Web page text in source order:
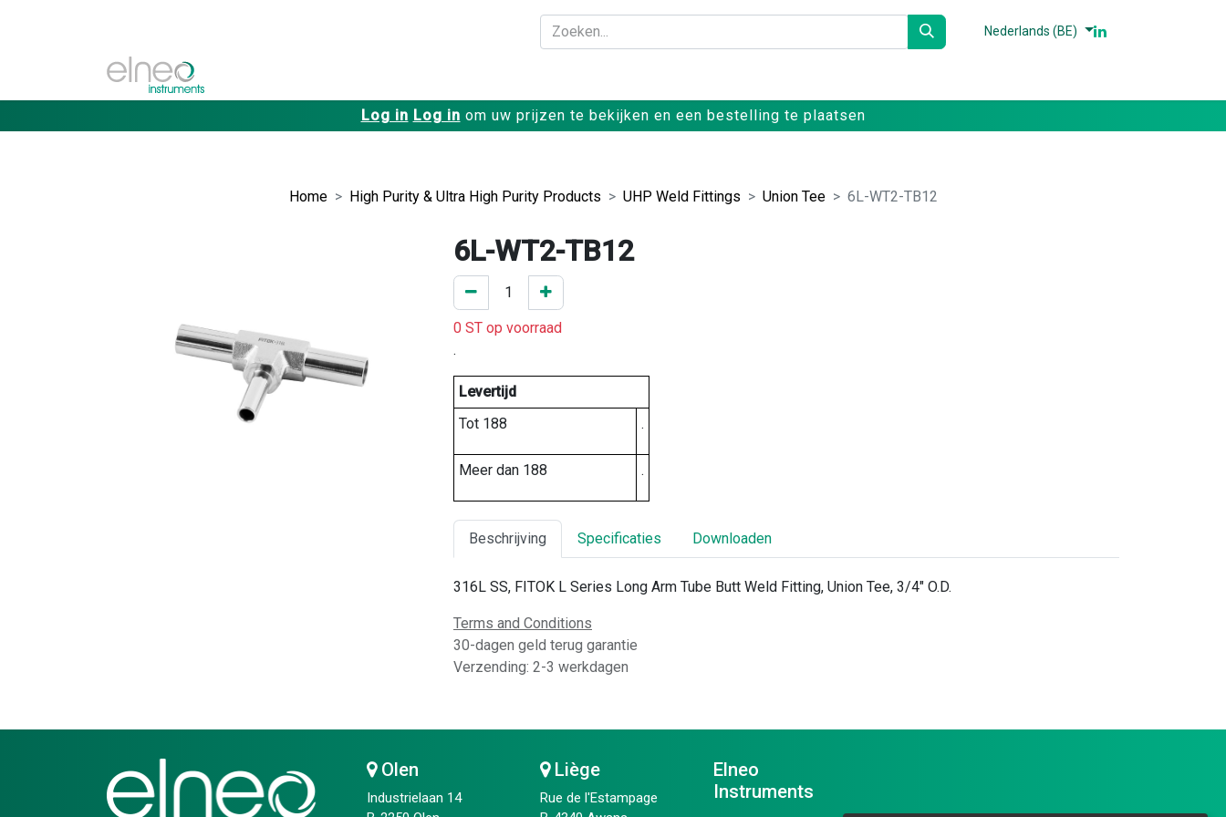
Nederlands (BE)
Log in Log in om uw prijzen te bekijken en een bestelling te plaatsen
Home High Purity & Ultra High Purity Products UHP Weld Fittings Union Tee 6L-WT2-TB12
6L-WT2-TB12
0 ST op voorraad
.
Levertijd
Tot 188
.
Meer dan 188 .
Beschrijving Specificaties Downloaden
316L SS, FITOK L Series Long Arm Tube Butt Weld Fitting, Union Tee, 3/4" O.D.
Terms and Conditions
30-dagen geld terug garantie
Verzending: 2-3 werkdagen
Olen
Industrielaan 14
Liège
Rue de l'Estampage
Elneo
Instruments